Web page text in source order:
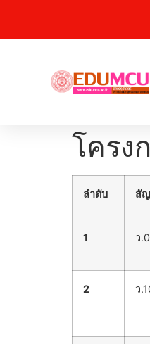
โครง
ลำดับ สั
1 ว
2 ว